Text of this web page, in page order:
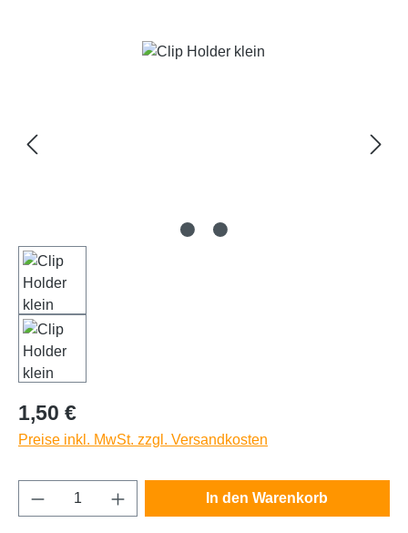
Bildergalerie überspringen
Regulärer Preis:
1,50 €
Preise inkl. MwSt. zzgl. Versandkosten
Produkt Anzahl: Gib den gewünschten
In den Warenkorb